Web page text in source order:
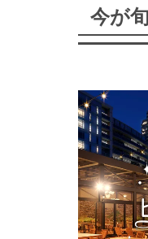
今が